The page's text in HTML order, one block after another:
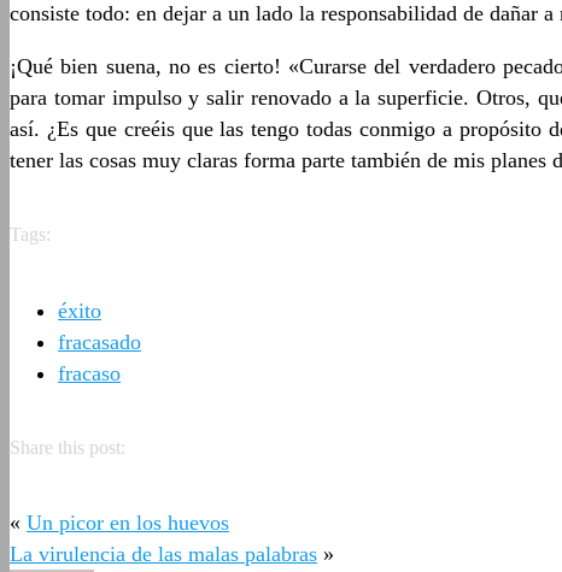
consiste todo: en dejar a un lado la responsabilidad de dañar
¡Qué bien suena, no es cierto! «Curarse del verdadero
para tomar impulso y salir renovado a la superficie. Otros,
así. ¿Es que creéis que las tengo todas conmigo a
tener las cosas muy claras forma parte también de mis planes
Tags:
éxito
fracasado
fracaso
Share this post:
« Un picor en los huevos
La virulencia de las malas palabras »